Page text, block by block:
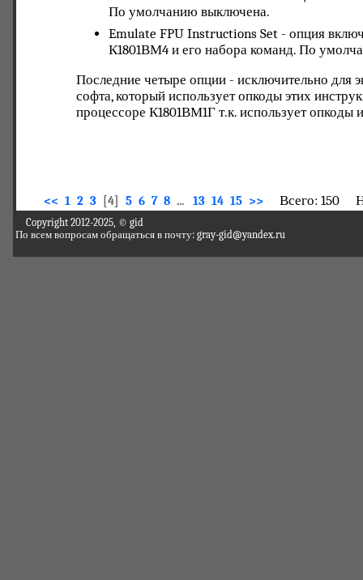
По умолчанию выключена.
Emulate FPU Instructions Set - опция
К1801ВМ4 и его набора команд. По
Последние четыре опции - исключительно для
софта, который использует опкоды этих
процессоре К1801ВМ1Г т.к. использует
<< 1 2 3 [4] 5 6 7 8 ... 13 14 15 >> Всего: 150
Copyright 2012-2025, © gid
По всем вопросам обращаться в почту: gray-gid@yandex.ru